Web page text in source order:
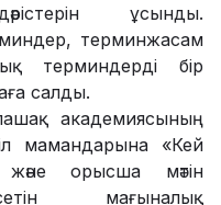
ұсынды.
терминжасам
терминдерді бір
салды.
академиясының
мамандарына «Кей
орысша мәтін
мағыналық